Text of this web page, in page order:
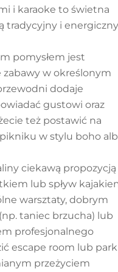
i karaoke to świetna
tradycyjny i energiczny
pomysłem jest
zabawy w określonym
dodaje
gustowi oraz
też postawić na
w stylu boho
ciekawą propozycją
lub spływ
warsztaty, dobrym
taniec brzucha) lub
profesjonalnego
escape room lub park
przeżyciem